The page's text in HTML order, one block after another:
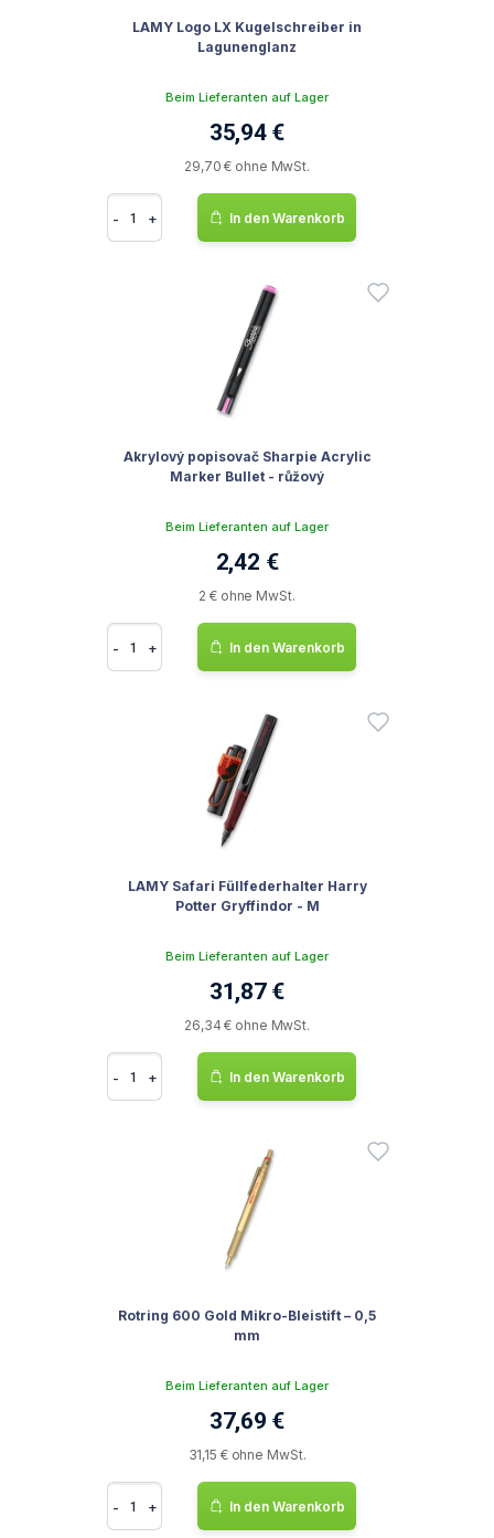
LAMY Logo LX Kugelschreiber in
Lagunenglanz
Beim Lieferanten auf Lager
35,94 €
29,70 € ohne MwSt.
- + In den Warenkorb
Akrylový popisovač Sharpie Acrylic
Marker Bullet - růžový
Beim Lieferanten auf Lager
2,42 €
2 € ohne MwSt.
- + In den Warenkorb
LAMY Safari Füllfederhalter Harry
Potter Gryffindor - M
Beim Lieferanten auf Lager
31,87 €
26,34 € ohne MwSt.
- + In den Warenkorb
Rotring 600 Gold Mikro-Bleistift – 0,5
mm
Beim Lieferanten auf Lager
37,69 €
31,15 € ohne MwSt.
- + In den Warenkorb